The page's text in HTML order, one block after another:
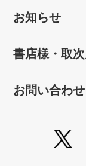
お知らせ
書店様・取
お問い合わせ